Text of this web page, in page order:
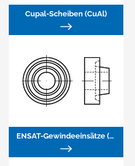
Cupal-Scheiben (CuAl)
ENSAT-Gewindeeinsätze (Messing)